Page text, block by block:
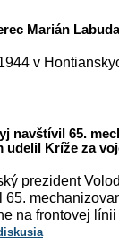
Marián
v
navštívil 65.
udelil Kríže za
prezident
65.
na frontovej